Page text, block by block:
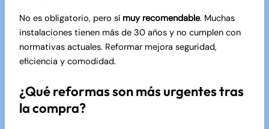
No es obligatorio, pero sí muy recomendable. Muchas
instalaciones tienen más de 30 años y no cumplen con
normativas actuales. Reformar mejora seguridad,
eficiencia y comodidad.
¿Qué reformas son más urgentes tras
la compra?